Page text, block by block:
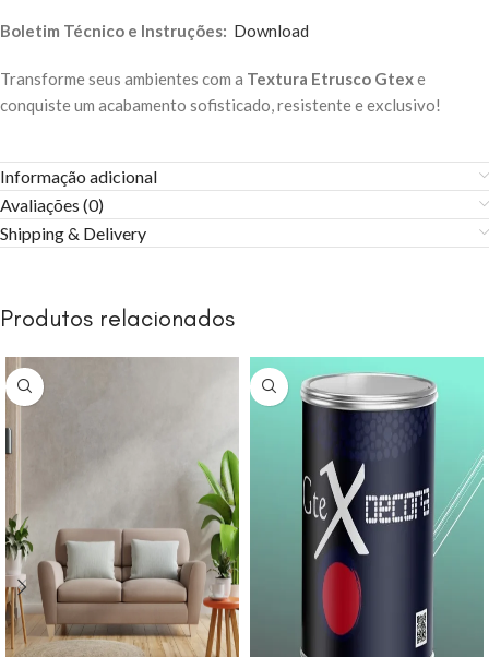
Boletim Técnico e Instruções: Download
Transforme seus ambientes com a Textura Etrusco Gtexe
conquiste um acabamento sofisticado, resistente e exclusivo!
Informação adicional
Avaliações (0)
Shipping & Delivery
Produtos relacionados